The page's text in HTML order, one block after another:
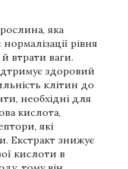
яка
рівня
втрати ваги.
здоровий
клітин до
необхідні для
кислота,
які
Екстракт знижує
кислоти в